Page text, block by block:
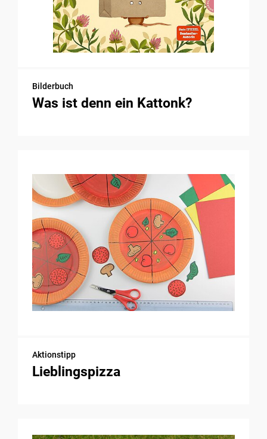
Bilderbuch
Was ist denn ein Kattonk?
Aktionstipp
Lieblingspizza